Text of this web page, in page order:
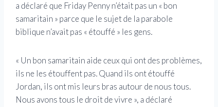
a déclaré que Friday Penny n’était pas un « bon
samaritain » parce que le sujet de la parabole
biblique n’avait pas « étouffé » les gens.
« Un bon samaritain aide ceux qui ont des problèmes,
ils ne les étouffent pas. Quand ils ont étouffé
Jordan, ils ont mis leurs bras autour de nous tous.
Nous avons tous le droit de vivre », a déclaré